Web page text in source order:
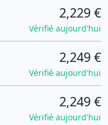
2,229 €
Vérifié aujourd'hui
2,249 €
Vérifié aujourd'hui
2,249 €
Vérifié aujourd'hui